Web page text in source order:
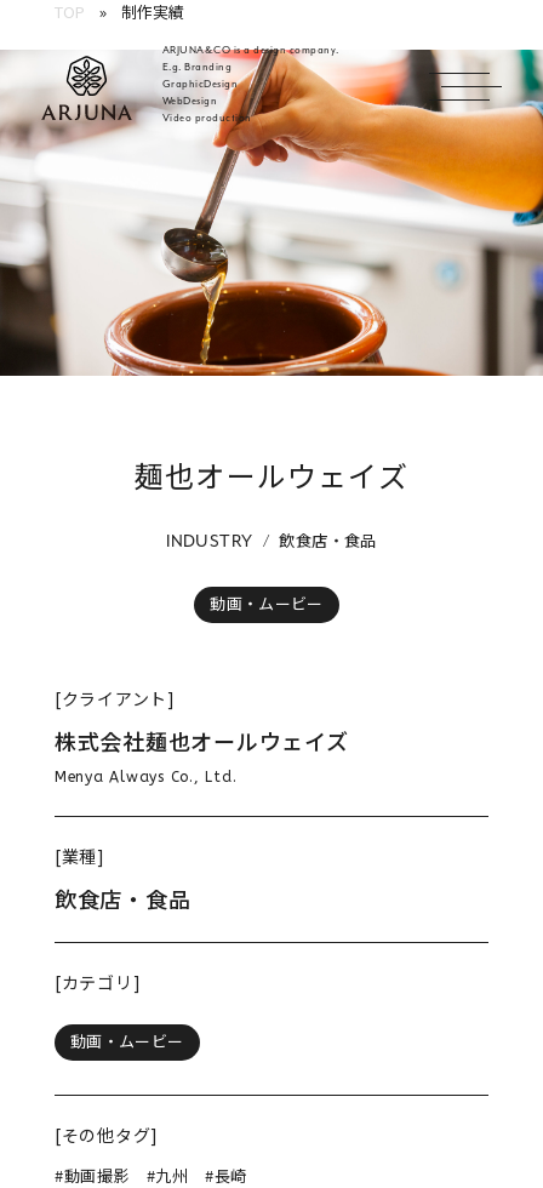
福岡 ブランディング・ブランディングデザイン
ARJUNA&CO is a design company.
E.g. Branding
GraphicDesign
WebDesign
Video production
TOP 制作実績
麺也オールウェイズ
INDUSTRY 飲食店・食品
動画・ムービー
[クライアント]
株式会社麺也オールウェイズ
Menya Always Co., Ltd.
[業種]
飲食店・食品
[カテゴリ]
動画・ムービー
[その他タグ]
#動画撮影 #九州 #長崎